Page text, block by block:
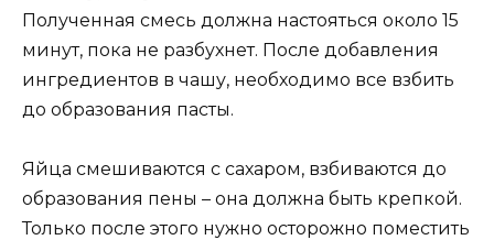
Полученная смесь должна настояться около 15
минут, пока не разбухнет. После добавления
ингредиентов в чашу, необходимо все взбить
до образования пасты.
Яйца смешиваются с сахаром, взбиваются до
образования пены – она должна быть крепкой.
Только после этого нужно осторожно поместить